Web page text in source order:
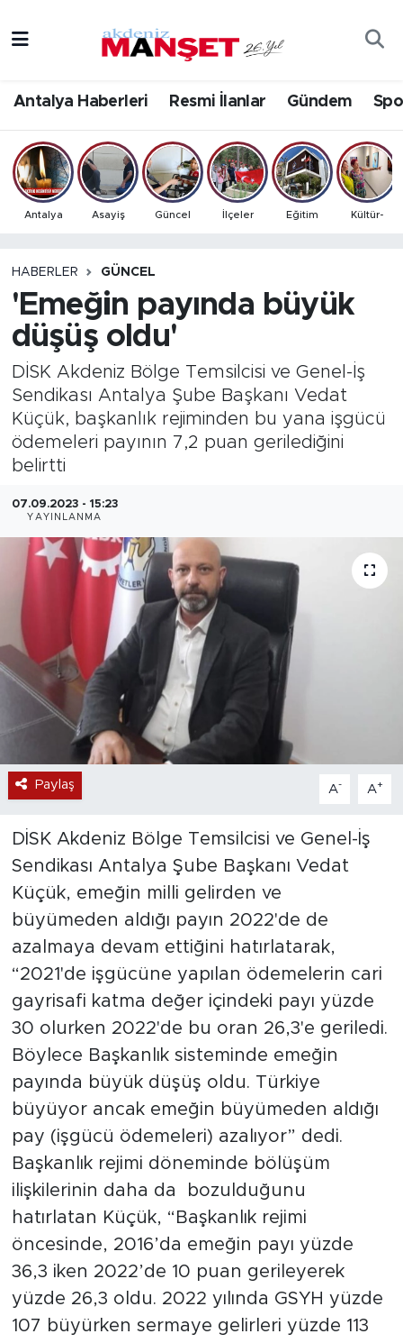
Antalya Haberleri Resmi İlanlar Gündem
Antalya Asayiş Güncel İlçeler Eğitim Kültür-
HABERLER GÜNCEL
'Emeğin payında büyük
düşüş oldu'
DİSK Akdeniz Bölge Temsilcisi ve Genel-İş
Sendikası Antalya Şube Başkanı Vedat
Küçük, başkanlık rejiminden bu yana işgücü
ödemeleri payının 7,2 puan gerilediğini
belirtti
07.09.2023 - 15:23
YAYINLANMA
Paylaş A- A+
DİSK Akdeniz Bölge Temsilcisi ve Genel-İş
Sendikası Antalya Şube Başkanı Vedat
Küçük, emeğin milli gelirden ve
büyümeden aldığı payın 2022'de de
azalmaya devam ettiğini hatırlatarak,
“2021'de işgücüne yapılan ödemelerin cari
gayrisafi katma değer içindeki payı yüzde
30 olurken 2022'de bu oran 26,3'e geriledi.
Böylece Başkanlık sisteminde emeğin
payında büyük düşüş oldu. Türkiye
büyüyor ancak emeğin büyümeden aldığı
pay (işgücü ödemeleri) azalıyor” dedi.
Başkanlık rejimi döneminde bölüşüm
ilişkilerinin daha da bozulduğunu
hatırlatan Küçük, “Başkanlık rejimi
öncesinde, 2016’da emeğin payı yüzde
36,3 iken 2022’de 10 puan gerileyerek
yüzde 26,3 oldu. 2022 yılında GSYH yüzde
107 büyürken sermaye gelirleri yüzde 113
Bilim & Teknoloji
Eğitim
Ekonomi
Gündem
İlçeler
Kültür- Sanat
Magazin
Resmi İlanlar
Spor
Turizm
Antalya Hava Durumu
Antalya Namaz Vakitleri
Antalya Trafik Yoğunluk Haritası
Tüm Manşetler
Son Dakika Haberleri
Haber Arşivi